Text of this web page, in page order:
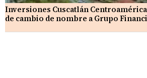
Inversiones Cuscatlán
de cambio de nombre a Grupo